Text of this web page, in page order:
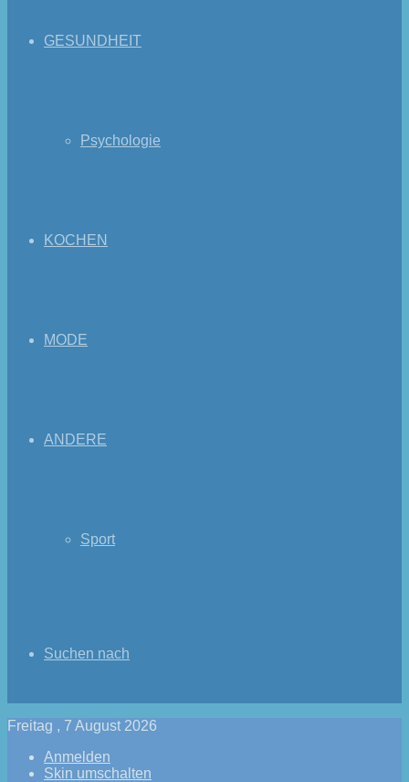
GESUNDHEIT
Psychologie
KOCHEN
MODE
ANDERE
Sport
Suchen nach
Freitag , 7 August 2026
Anmelden
Skin umschalten